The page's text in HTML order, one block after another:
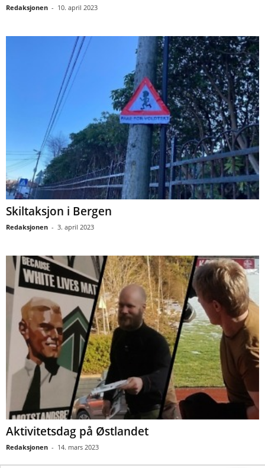
Redaksjonen - 10. april 2023
Skiltaksjon i Bergen
Redaksjonen - 3. april 2023
Aktivitetsdag på Østlandet
Redaksjonen - 14. mars 2023